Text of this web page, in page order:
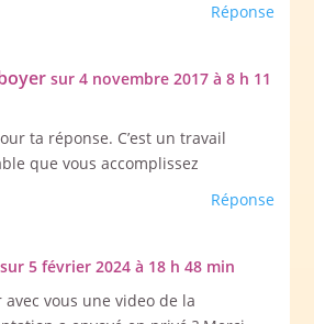
Réponse
sur 4 novembre 2017 à 8 h 11
ta réponse. C’est un travail
que vous accomplissez
Réponse
sur 5 février 2024 à 18 h 48 min
avec vous une video de la